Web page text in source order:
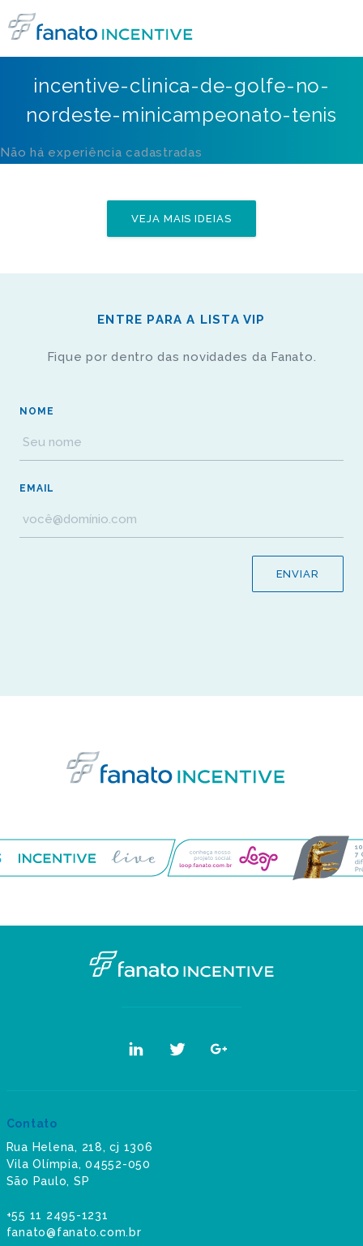
incentive-clinica-de-golfe-no-
nordeste-minicampeonato-tenis
Não há experiência cadastradas
VEJA MAIS IDEIAS
ENTRE PARA A LISTA VIP
Fique por dentro das novidades da Fanato.
NOME
EMAIL
Contato
Rua Helena, 218, cj 1306
Vila Olímpia, 04552-050
São Paulo, SP
+55 11 2495-1231
fanato@fanato.com.br